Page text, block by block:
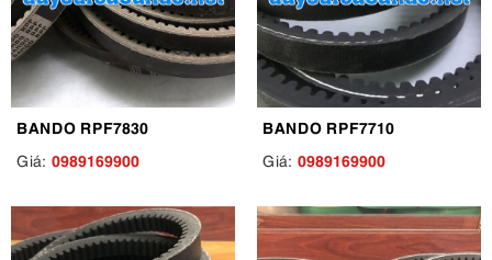
BANDO RPF7830
Giá: 0989169900
BANDO RPF7710
Giá: 0989169900